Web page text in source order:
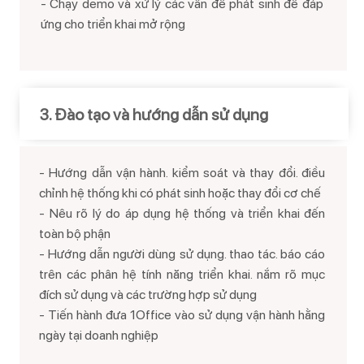
- Chạy demo và xử lý các vấn đề phát sinh để đáp
ứng cho triển khai mở rộng
3. Đào tạo và hướng dẫn sử dụng
- Hướng dẫn vận hành. kiểm soát và thay đổi. điều
chỉnh hệ thống khi có phát sinh hoặc thay đổi cơ chế
- Nêu rõ lý do áp dụng hệ thống và triển khai đến
toàn bộ phận
- Hướng dẫn người dùng sử dụng. thao tác. báo cáo
trên các phân hệ tính năng triển khai. nắm rõ mục
đích sử dụng và các trường hợp sử dụng
- Tiến hành đưa 1Office vào sử dụng vận hành hằng
ngày tại doanh nghiệp